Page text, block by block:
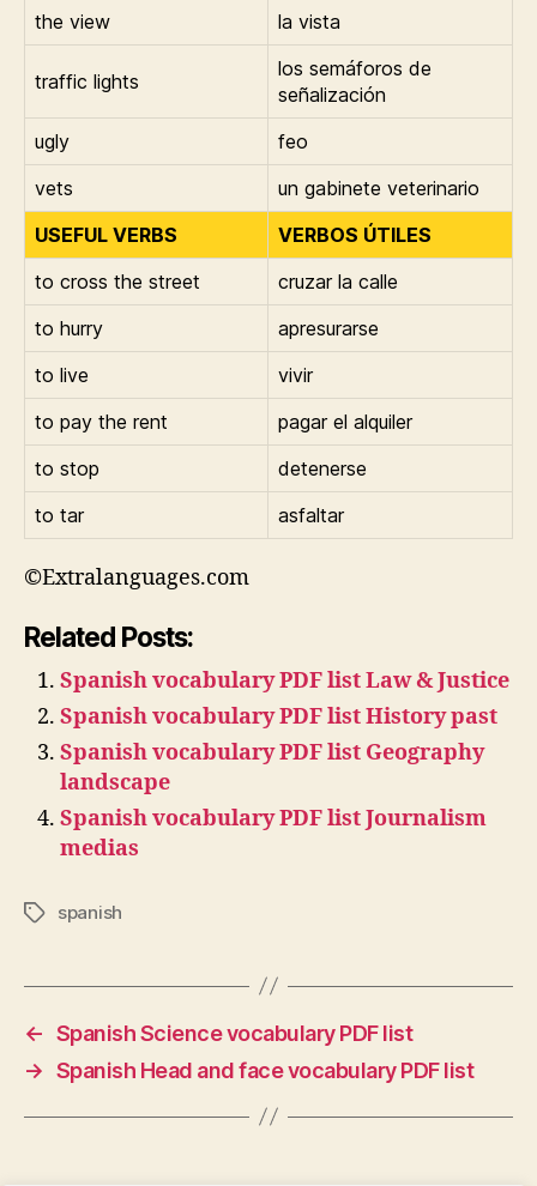
the view
la vista
traffic lights
los semáforos de
señalización
ugly
feo
vets
un gabinete veterinario
USEFUL VERBS
VERBOS ÚTILES
to cross the street
cruzar la calle
to hurry
apresurarse
to live
vivir
to pay the rent
pagar el alquiler
to stop
detenerse
to tar
asfaltar
©Extralanguages.com
Related Posts:
Spanish vocabulary PDF list Law & Justice
Spanish vocabulary PDF list History past
Spanish vocabulary PDF list Geography
landscape
Spanish vocabulary PDF list Journalism
medias
Tagsspanish
← Spanish Science vocabulary PDF list
→ Spanish Head and face vocabulary PDF list